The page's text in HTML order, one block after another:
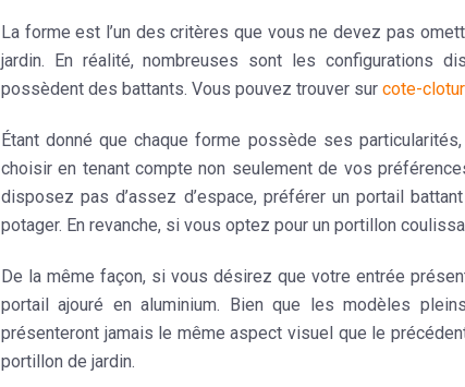
La forme est l’un des critères que vous ne devez pas
jardin. En réalité, nombreuses sont les configurations
possèdent des battants. Vous pouvez trouver sur cote-
Étant donné que chaque forme possède ses
choisir en tenant compte non seulement de vos
disposez pas d’assez d’espace, préférer un portail
potager. En revanche, si vous optez pour un portillon
De la même façon, si vous désirez que votre entrée
portail ajouré en aluminium. Bien que les modèles
présenteront jamais le mêmeaspect visuelque le
portillon de jardin.